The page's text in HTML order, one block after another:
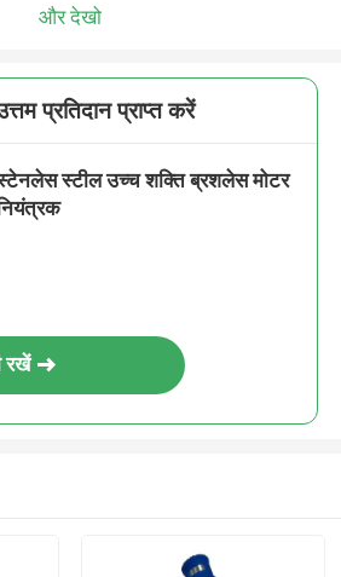
और देखो
प्रतिदान प्राप्त करें
स्टील उच्च शक्ति ब्रशलेस मोटर
रखें